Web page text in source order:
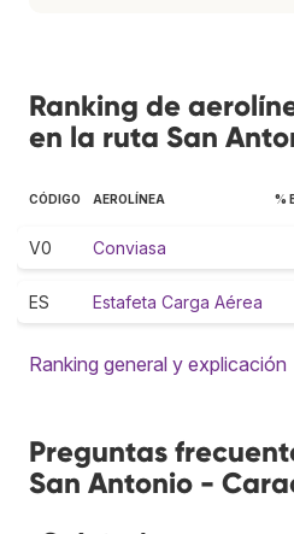
Ranking de
en la ruta San
CÓDIGO AEROLÍNEA %
V0 Conviasa
ES Estafeta Carga Aérea
Ranking general y explicación
Preguntas
San Antonio -